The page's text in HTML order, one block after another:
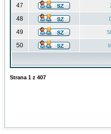
47
48
49
50
Strana 1 z 407